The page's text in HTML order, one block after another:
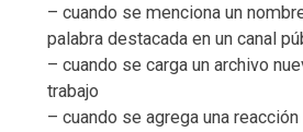
– cuando se menciona un
palabra destacada en un canal
– cuando se carga un archivo
trabajo
– cuando se agrega una